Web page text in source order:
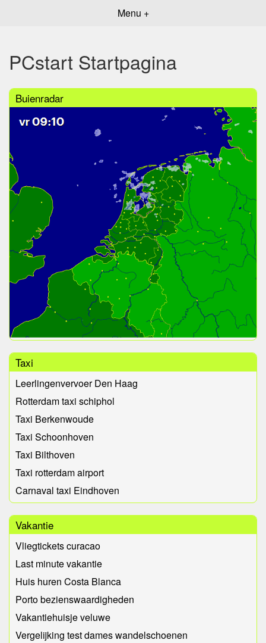
Menu +
PCstart Startpagina
Buienradar
Taxi
Leerlingenvervoer Den Haag
Rotterdam taxi schiphol
Taxi Berkenwoude
Taxi Schoonhoven
Taxi Bilthoven
Taxi rotterdam airport
Carnaval taxi Eindhoven
Vakantie
Vliegtickets curacao
Last minute vakantie
Huis huren Costa Blanca
Porto bezienswaardigheden
Vakantiehuisje veluwe
Vergelijking test dames wandelschoenen